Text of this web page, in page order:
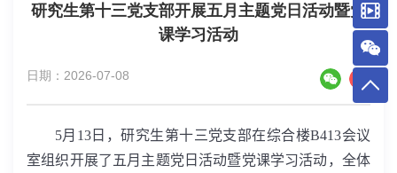
研究生第十三党支部开展五月主题党日活动暨党
课学习活动
日期：2026-07-08
5月 13日，研究生第十三党支部在综合楼B413会议
室组织开展了五月主题党日活动暨党课学习活动，全体